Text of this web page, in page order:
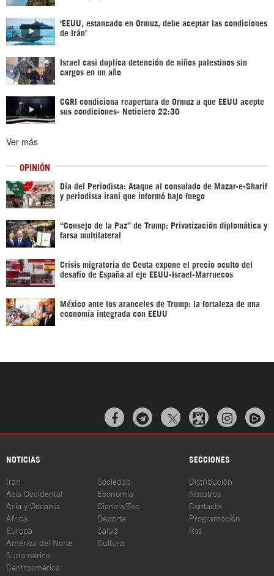
‘EEUU, estancado en Ormuz, debe aceptar las condiciones
de Irán’
Israel casi duplica detención de niños palestinos sin
cargos en un año
CGRI condiciona reapertura de Ormuz a que EEUU acepte
sus condiciones- Noticiero 22:30
Ver más
OPINIÓN
Día del Periodista: Ataque al consulado de Mazar-e-Sharif
y periodista iraní que informó bajo fuego
“Consejo de la Paz” de Trump: Privatización diplomática y
farsa multilateral
Crisis migratoria de Ceuta expone el precio oculto del
desafío de España al eje EEUU-Israel-Marruecos
México ante los aranceles de Trump: la fortaleza de una
economía integrada con EEUU
  
NOTICIAS SECCIONES
Irán
Asia Occidental
Asia y Oceanía
África
Europa
América del Norte
Sudamérica
Centroamérica
Sociedad
Economía
Ciencia/Tec
Deporte
Salud
Cultura
Distribución
Nosotros
Contacto
Programación
Rss